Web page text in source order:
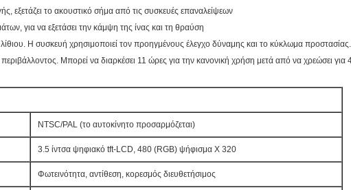
εξετάζει το ακουστικό σήμα από τις συσκευές επαναλείψεων
για να εξετάσει την κάμψη της ίνας και τη θραύση
Η συσκευή χρησιμοποιεί τον προηγμένους έλεγχο δύναμης και το κύκλωμα
Μπορεί να διαρκέσει 11 ώρες για την κανονική χρήση μετά από να χρεώσει για
NTSC/PAL (το αυτοκίνητο προσαρμόζεται)
3.5 ίντσα ψηφιακό tft-LCD, 480 (RGB) ψήφισμα Χ 320
Φωτεινότητα, αντίθεση, κορεσμός διευθετήσιμος